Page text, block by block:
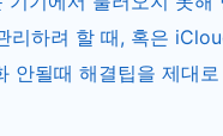
리하려 할 때, 혹은
안될때 해결팁을 제대